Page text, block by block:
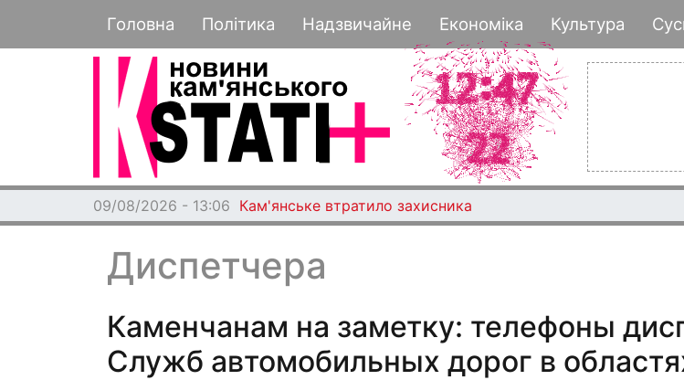
к
Основная навигация
Головна Політика Надзвичайне Економіка Культура
09/08/2026 - 13:06 Кам'янське втратило захисника
Диспетчера
Каменчанам на заметку: телефоны
Служб автомобильных дорог в